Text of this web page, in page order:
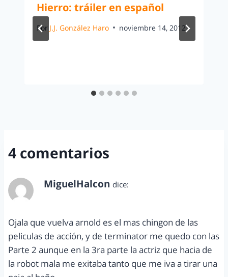
Hierro: tráiler en español
Por J.J. González Haro noviembre 14, 2012
4 comentarios
MiguelHalcon dice:
Ojala que vuelva arnold es el mas chingon de las
peliculas de acción, y de terminator me quedo con las
Parte 2 aunque en la 3ra parte la actriz que hacia de
la robot mala me exitaba tanto que me iva a tirar una